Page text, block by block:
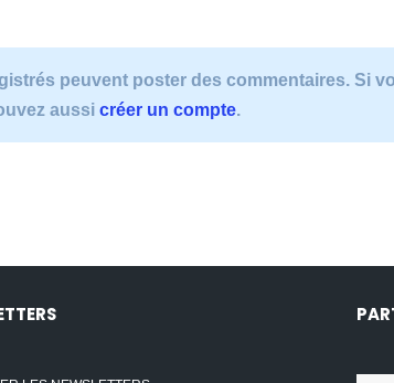
peuvent poster des commentaires. Si
aussi créer un compte.